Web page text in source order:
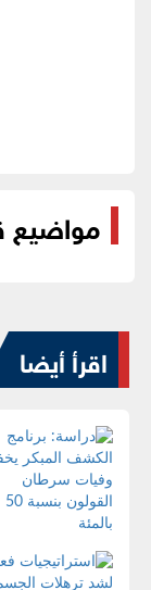
اقرأ أيضا